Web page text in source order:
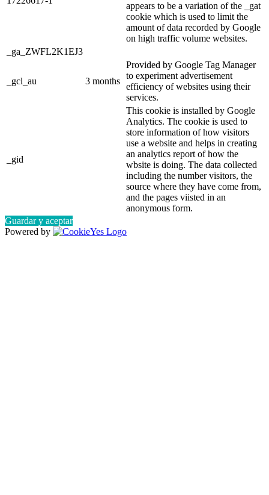
appears to be a variation of the _gat
cookie which is used to limit the
amount of data recorded by Google
on high traffic volume websites.
_ga_ZWFL2K1EJ3
_gcl_au 3 months
Provided by Google Tag Manager
to experiment advertisement
efficiency of websites using their
services.
_gid
This cookie is installed by Google
Analytics. The cookie is used to
store information of how visitors
use a website and helps in creating
an analytics report of how the
wbsite is doing. The data collected
including the number visitors, the
source where they have come from,
and the pages viisted in an
anonymous form.
Guardar y aceptar
Powered by